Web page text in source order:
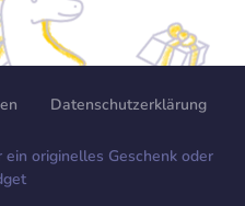
Datenschutzerklärung
originelles Geschenk oder